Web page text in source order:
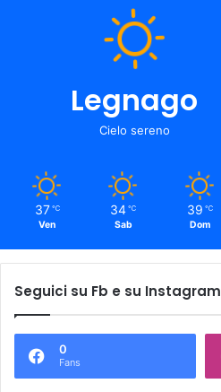
Legnago
Cielo sereno
37 ℃
Ven
34 ℃
Sab
39 ℃
Dom
Seguici su Fb e su Instagram
0
Fans